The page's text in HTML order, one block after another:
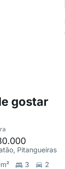
gostar
Pitangueiras
m² 3 2